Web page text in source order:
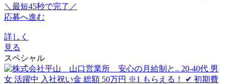
＼最短45秒で完了／
応募へ進む
詳しく
見る
スペシャル